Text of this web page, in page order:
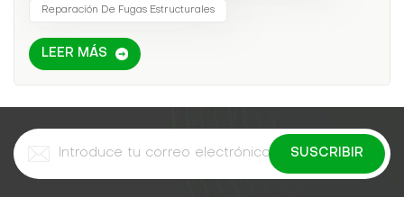
tradicional? Demasiado lenta. ¿Epóxica? No funciona
$5,000 en daños.Aquí es donde selladores de fugas
de emergencia Conviértete en héroes.Por qué los
en 30–90 segundos al entrar en contacto con el
aguaSe expande 15–20 veces su volumen para tapar
huecos al instante✅ Trabaja donde otros fallanBonos
Reparación De Fugas Estructurales
LEER MÁS